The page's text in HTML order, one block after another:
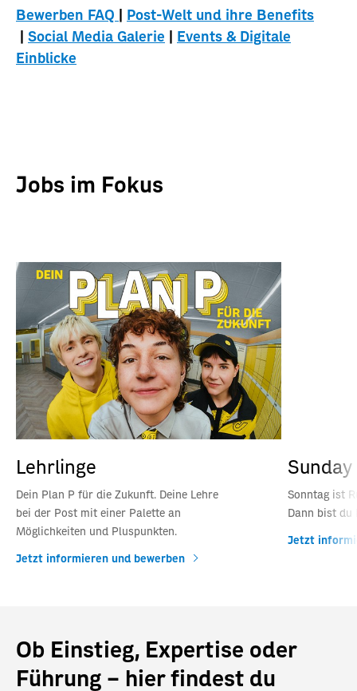
Bewerben FAQ
Post-Welt und ihre Benefits
Social Media Galerie
Events & Digitale
Einblicke
Jobs im Fokus
Lehrlinge
Dein Plan P für die Zukunft. Deine Lehre
bei der Post mit einer Palette an
Möglichkeiten und Pluspunkten.
Jetzt informieren und bewerben
Sonntag ist
Dann bist du
Jetzt
Ob Einstieg, Expertise oder
Führung – hier findest du